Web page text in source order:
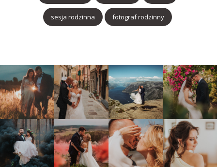
sesja rodzinna fotograf rodzinny